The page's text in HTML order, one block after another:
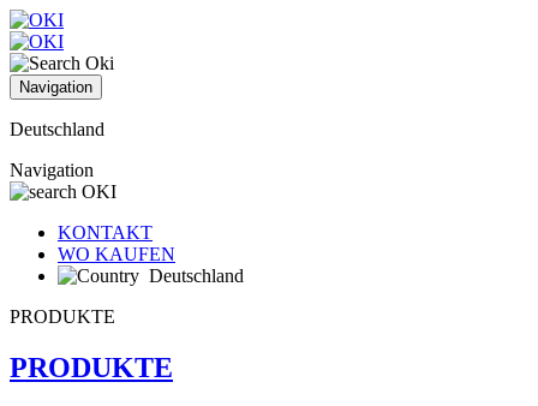
Navigation
Deutschland
Navigation
KONTAKT
WO KAUFEN
Deutschland
PRODUKTE
PRODUKTE